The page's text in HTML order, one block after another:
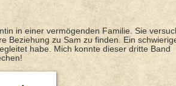
in einer vermögenden Familie. Sie
Beziehung zu Sam zu finden. Ein
habe. Mich konnte dieser dritte Band